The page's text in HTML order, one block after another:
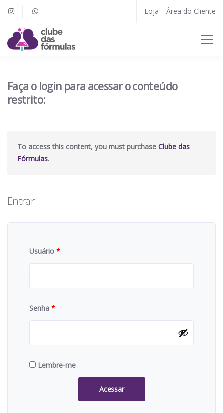
Loja Área do Cliente
Faça o login para acessar o conteúdo
restrito:
To access this content, you must purchase Clube das
Fórmulas.
Entrar
Usuário *
Senha *
Lembre-me
Acessar